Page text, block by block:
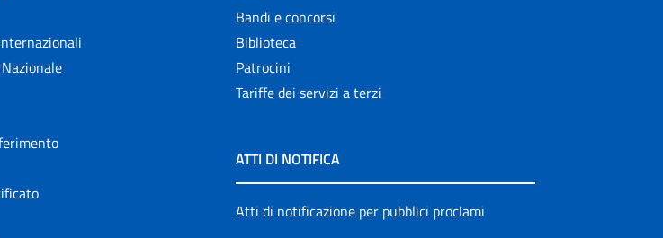
Bandi e concorsi
Biblioteca
Patrocini
Tariffe dei servizi a terzi
ATTI DI NOTIFICA
Atti di notificazione per pubblici proclami